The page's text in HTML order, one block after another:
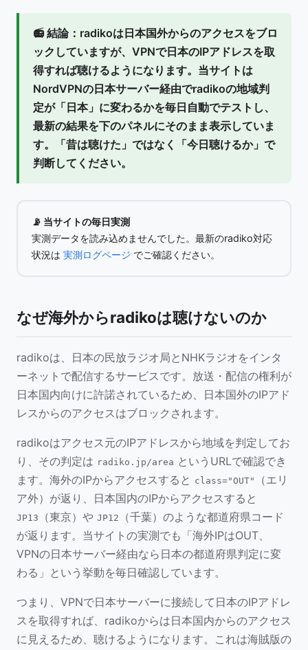
📻結論： radikoは日本国外からのアクセスをブロ
ックしていますが、VPNで日本のIPアドレスを取
得すれば聴けるようになります。当サイトは
NordVPNの日本サーバー経由でradikoの地域判
定が「日本」に変わるかを毎日自動でテスト し、
最新の結果を下のパネルにそのまま表示していま
す。「昔は聴けた」ではなく「今日聴けるか」で
判断してください。
📡 当サイトの毎日実測
実測データを読み込めませんでした。最新のradiko対応
状況は 実測ログページ でご確認ください。
なぜ海外からradikoは聴けないのか
radikoは、日本の民放ラジオ局とNHKラジオをインタ
ーネットで配信するサービスです。放送・配信の権利が
日本国内向けに許諾されているため、日本国外のIPアド
レスからのアクセスはブロックされます。
radikoはアクセス元のIPアドレスから地域を判定してお
り、その判定は radiko.jp/area というURLで確認でき
ます。海外のIPからアクセスすると class="OUT"
（エリ
ア外）が返り、日本国内のIPからアクセスすると
JP13 （東京）や JP12
（千葉）のような都道府県コード
が返ります。当サイトの実測でも「海外IPはOUT、
VPNの日本サーバー経由なら日本の都道府県判定に変
わる」という挙動を毎日確認しています。
つまり、VPNで日本サーバーに接続して日本のIPアドレ
スを取得すれば、radikoからは日本国内からのアクセス
に見えるため、聴けるようになります。これは海賊版の